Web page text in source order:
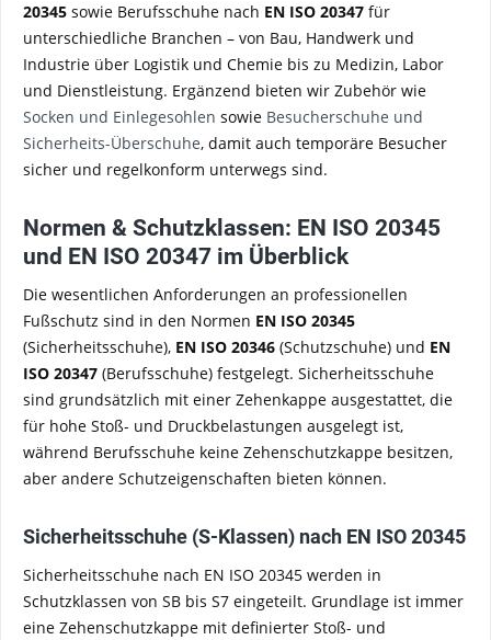
20345 sowie Berufsschuhe nach EN ISO 20347 für
unterschiedliche Branchen – von Bau, Handwerk und
Industrie über Logistik und Chemie bis zu Medizin, Labor
und Dienstleistung. Ergänzend bieten wir Zubehör wie
Socken und Einlegesohlen sowie Besucherschuhe und
Sicherheits-Überschuhe, damit auch temporäre Besucher
sicher und regelkonform unterwegs sind.
Normen & Schutzklassen: EN ISO 20345
und EN ISO 20347 im Überblick
Die wesentlichen Anforderungen an professionellen
Fußschutz sind in den Normen EN ISO 20345
(Sicherheitsschuhe), EN ISO 20346 (Schutzschuhe) und EN
ISO 20347 (Berufsschuhe) festgelegt. Sicherheitsschuhe
sind grundsätzlich mit einer Zehenkappe ausgestattet, die
für hohe Stoß- und Druckbelastungen ausgelegt ist,
während Berufsschuhe keine Zehenschutzkappe besitzen,
aber andere Schutzeigenschaften bieten können.
Sicherheitsschuhe (S-Klassen) nach EN ISO 20345
Sicherheitsschuhe nach EN ISO 20345 werden in
Schutzklassen von SB bis S7 eingeteilt. Grundlage ist immer
eine Zehenschutzkappe mit definierter Stoß- und